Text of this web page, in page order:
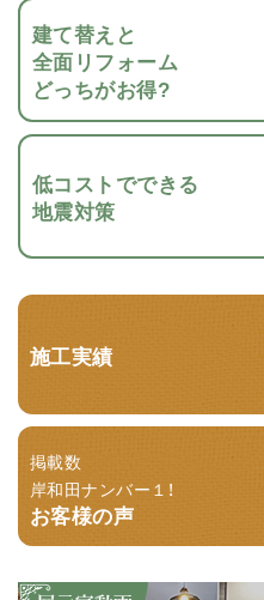
建て替えと
全面リフォーム
どっちがお得?
低コストでできる
地震対策
施工実績
掲載数
岸和田ナンバー１！
お客様の声